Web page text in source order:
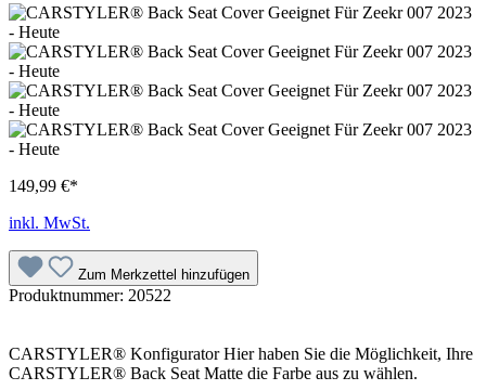
149,99 €*
inkl. MwSt.
Zum Merkzettel hinzufügen
Produktnummer: 20522
CARSTYLER® Konfigurator Hier haben Sie die Möglichkeit, Ihre
CARSTYLER® Back Seat Matte die Farbe aus zu wählen.